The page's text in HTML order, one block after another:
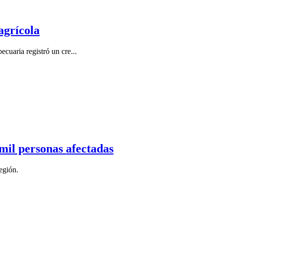
registró un cre...
personas afectadas